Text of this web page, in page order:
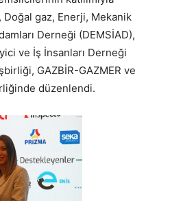
gaz, Enerji, Mekanik
Derneği (DEMSİAD),
ve İş İnsanları Derneği
GAZBİR-GAZMER ve
düzenlendi.